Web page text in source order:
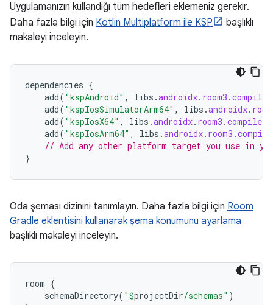
Uygulamanızın kullandığı tüm hedefleri eklemeniz gerekir.
Daha fazla bilgi için Kotlin Multiplatform ile KSP
başlıklı
makaleyi inceleyin.
dependencies {
add( "kspAndroid" , libs .androidx. room3 .compiler
add( "kspIosSimulatorArm64" , libs .androidx.
add( "kspIosX64" , libs .androidx. room3 .compiler
add( "kspIosArm64" , libs .androidx. room3 .
// Add any other platform target you use in
}
Oda şeması dizinini tanımlayın. Daha fazla bilgi için Room
Gradle eklentisini kullanarak şema konumunu ayarlama
başlıklı makaleyi inceleyin.
room {
schemaDirectory( "$projectDir/schemas" )